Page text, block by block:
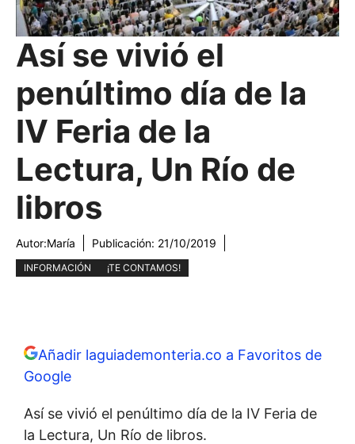
Así se vivió el
penúltimo día de la
IV Feria de la
Lectura, Un Río de
libros
Autor:María Publicación: 21/10/2019
INFORMACIÓN ¡TE CONTAMOS!
Añadir laguiademonteria.co a Favoritos de
Google
Así se vivió el penúltimo día de la IV Feria de
la Lectura, Un Río de libros.